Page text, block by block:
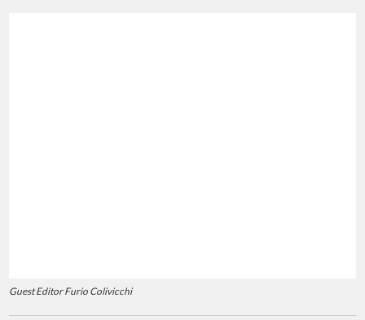
Guest Editor Furio Colivicchi